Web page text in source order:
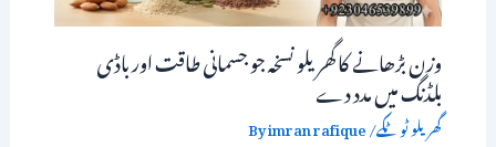
وزن بڑھانے کا گھریلو نسخہ جو جسمانی طاقت اور باڈی
بلڈنگ میں مدد دے
گھریلو ٹوٹکے/ By
imran rafique